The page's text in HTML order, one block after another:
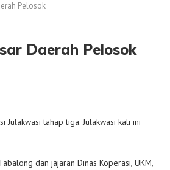
Pelosok
Daerah Pelosok
tahap tiga. Julakwasi kali ini
dan jajaran Dinas Koperasi, UKM,